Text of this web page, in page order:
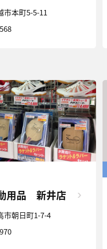
市本町5-5-11
用品 新井店
市朝日町1-7-4